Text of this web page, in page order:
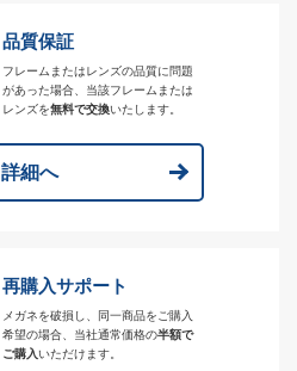
品質保証
フレームまたはレンズの品質に問題
があった場合、当該フレームまたは
レンズを無料で交換いたします。
詳細へ
再購入サポート
メガネを破損し、同一商品をご購入
希望の場合、当社通常価格の半額で
ご購入いただけます。